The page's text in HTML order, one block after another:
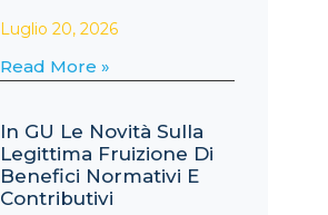
Luglio 20, 2026
Read More »
In GU Le Novità Sulla
Legittima Fruizione Di
Benefici Normativi E
Contributivi